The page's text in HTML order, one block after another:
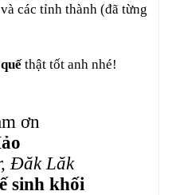
các tỉnh thành (đã từng
thật tốt anh nhé!
ơn
Đăk Lăk
sinh khối